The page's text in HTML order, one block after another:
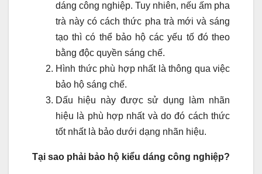
dáng công nghiệp. Tuy nhiên, nếu ấm pha
trà này có cách thức pha trà mới và sáng
tạo thì có thể bảo hộ các yếu tố đó theo
bằng độc quyền sáng chế.
Hình thức phù hợp nhất là thông qua việc
bảo hộ sáng chế.
Dấu hiệu này được sử dụng làm nhãn
hiệu là phù hợp nhất và do đó cách thức
tốt nhất là bảo dưới dạng nhãn hiệu.
Tại sao phải bảo hộ kiểu dáng công nghiệp?